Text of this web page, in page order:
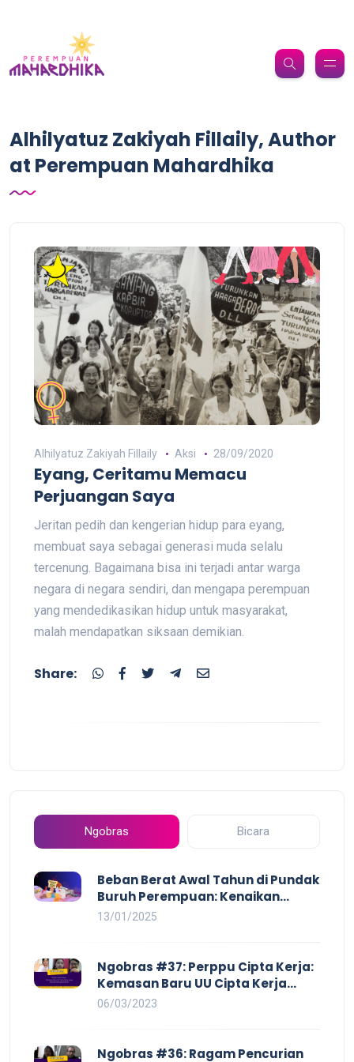
Alhilyatuz Zakiyah Fillaily, Author
at Perempuan Mahardhika
Alhilyatuz Zakiyah Fillaily Aksi 28/09/2020
Eyang, Ceritamu Memacu
Perjuangan Saya
Jeritan pedih dan kengerian hidup para eyang,
membuat saya sebagai generasi muda selalu
tercenung. Bagaimana bisa ini terjadi antar warga
negara di negara sendiri, dan mengapa perempuan
yang mendedikasikan hidup untuk masyarakat,
malah mendapatkan siksaan demikian.
Share:
Ngobras Bicara
Beban Berat Awal Tahun di Pundak
Buruh Perempuan: Kenaikan
Harga yang Mencekik, Ancaman
13/01/2025
Ngobras #37: Perppu Cipta Kerja:
Kemasan Baru UU Cipta Kerja
yang Semakin Merugikan Buruh
06/03/2023
Ngobras #36: Ragam Pencurian